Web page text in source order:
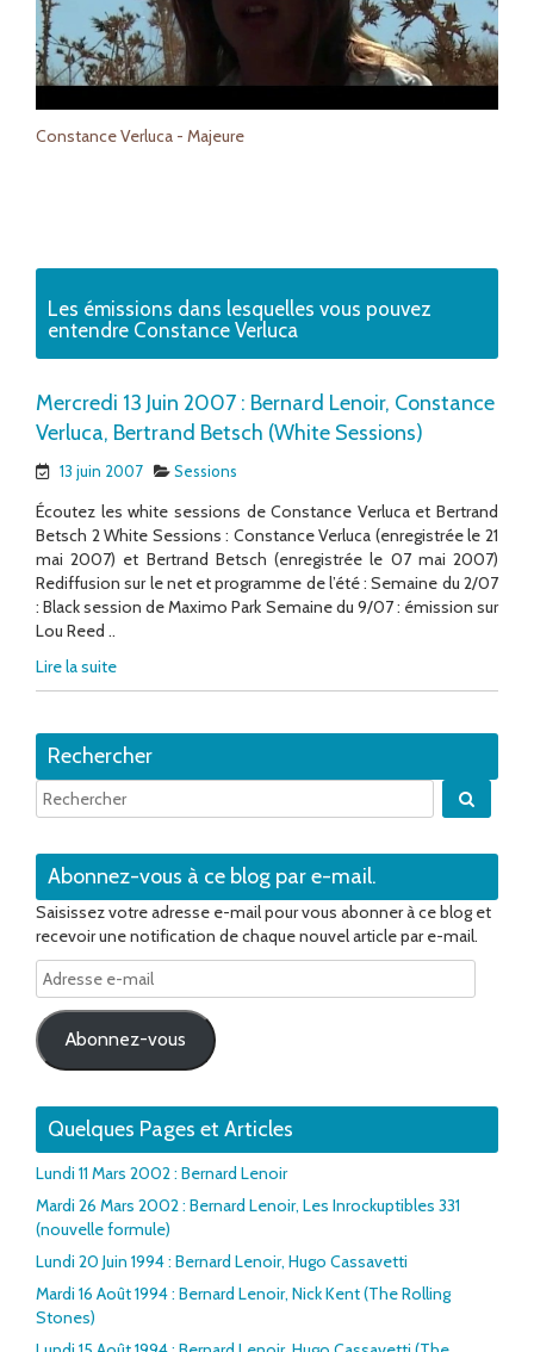
Constance Verluca - Majeure
Les émissions dans lesquelles vous pouvez
entendre Constance Verluca
Mercredi 13 Juin 2007 : Bernard Lenoir, Constance
Verluca, Bertrand Betsch (White Sessions)
13 juin 2007 Sessions
Écoutez les white sessions de Constance Verluca et Bertrand
Betsch 2 White Sessions : Constance Verluca (enregistrée le 21
mai 2007) et Bertrand Betsch (enregistrée le 07 mai 2007)
Rediffusion sur le net et programme de l’été : Semaine du 2/07
: Black session de Maximo Park Semaine du 9/07 : émission sur
Lou Reed ..
Lire la suite
Rechercher
Abonnez-vous à ce blog par e-mail.
Saisissez votre adresse e-mail pour vous abonner à ce blog et
recevoir une notification de chaque nouvel article par e-mail.
Adresse
e-
mail
Abonnez-vous
Quelques Pages et Articles
Lundi 11 Mars 2002 : Bernard Lenoir
Mardi 26 Mars 2002 : Bernard Lenoir, Les Inrockuptibles 331
(nouvelle formule)
Lundi 20 Juin 1994 : Bernard Lenoir, Hugo Cassavetti
Mardi 16 Août 1994 : Bernard Lenoir, Nick Kent (The Rolling
Stones)